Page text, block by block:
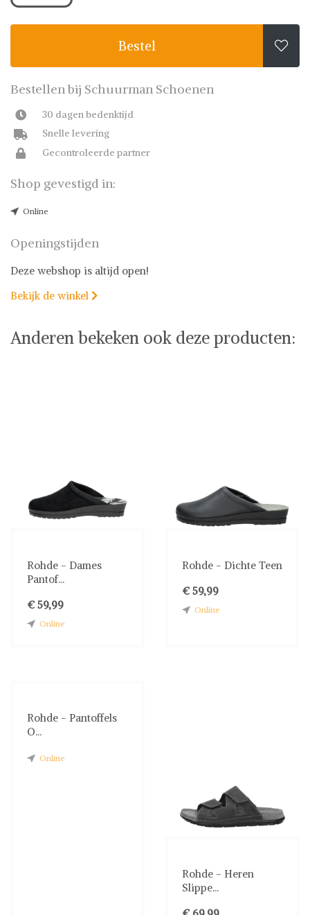
Bestel 
Bestellen bij Schuurman Schoenen
30 dagen bedenktijd
Snelle levering
Gecontroleerde partner
Shop gevestigd in:
Online
Openingstijden
Deze webshop is altijd open!
Bekijk de winkel 
Anderen bekeken ook deze producten:
Rohde - Dames
Pantof...
€ 59,99
Online
Rohde - Dichte Teen
€ 59,99
Online
Rohde - Pantoffels
O...
Online
Rohde - Heren
Slippe...